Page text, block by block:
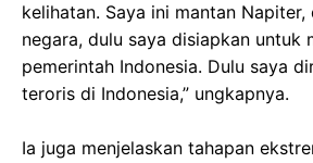
kelihatan. Saya ini mantan Napiter,
negara, dulu saya disiapkan untuk
pemerintah Indonesia. Dulu saya
teroris di Indonesia,” ungkapnya.
Ia juga menjelaskan tahapan